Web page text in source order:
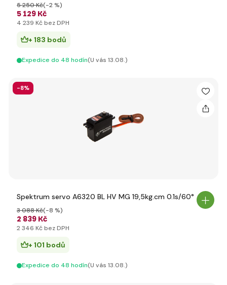
5 129 Kč
5 250 Kč(-2 %)
4 239 Kč bez DPH
+ 183 bodů
Expedice do 48 hodín(U vás 13.08.)
-8%
Spektrum servo A6320 BL HV MG 19,5kg.cm 0.1s/60°
2 839 Kč
3 088 Kč(-8 %)
2 346 Kč bez DPH
+ 101 bodů
Expedice do 48 hodín(U vás 13.08.)